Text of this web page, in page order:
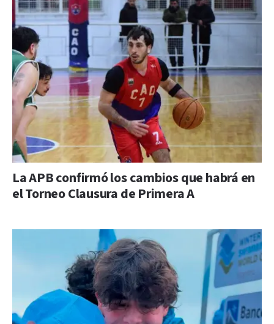
La APB confirmó los cambios que habrá en
el Torneo Clausura de Primera A